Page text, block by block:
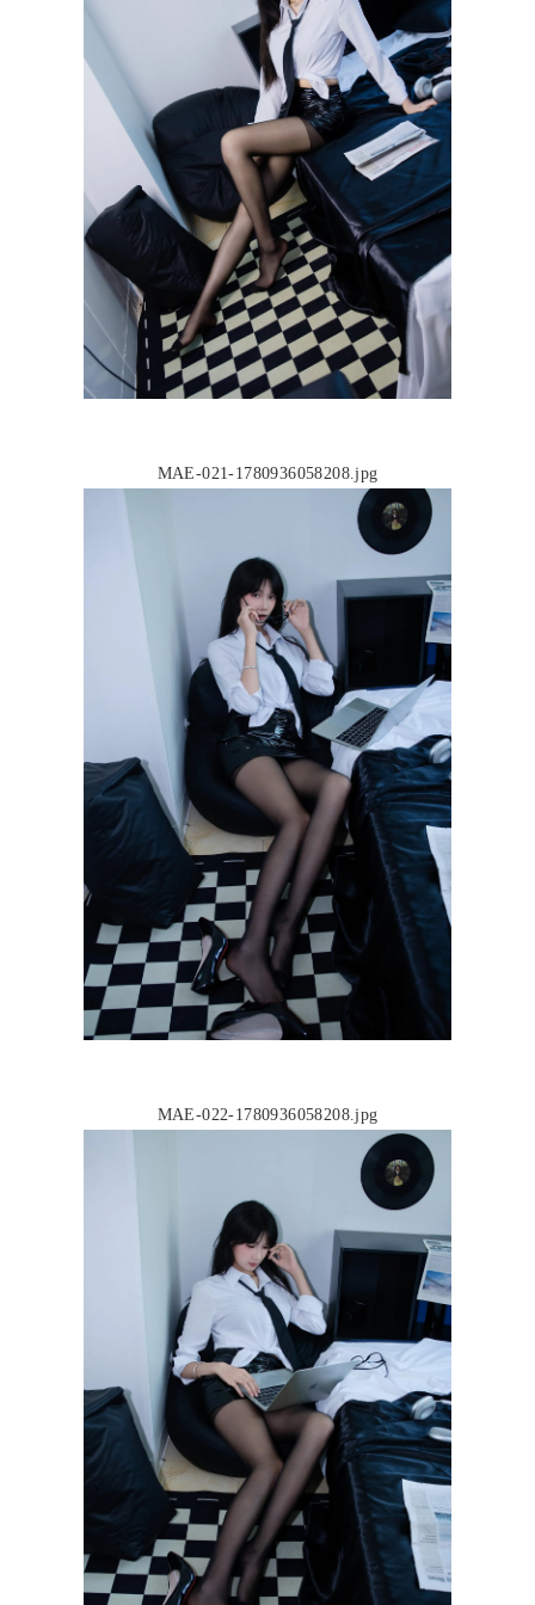
MAE-021-1780936058208.jpg
MAE-022-1780936058208.jpg